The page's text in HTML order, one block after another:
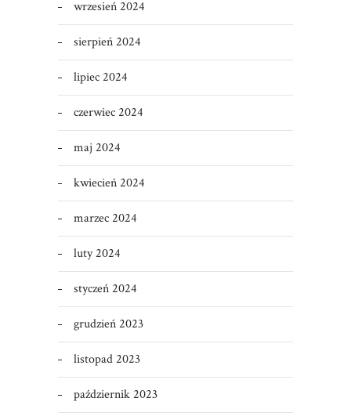
wrzesień 2024
sierpień 2024
lipiec 2024
czerwiec 2024
maj 2024
kwiecień 2024
marzec 2024
luty 2024
styczeń 2024
grudzień 2023
listopad 2023
październik 2023